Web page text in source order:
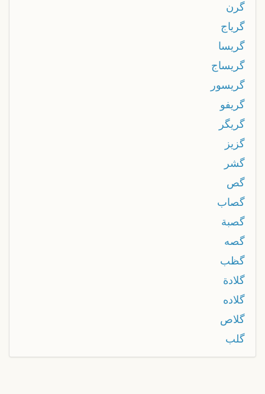
گرن
گرياج
گريسا
گريساج
گريسور
گريفو
گريگر
گزيز
گشر
گص
گصاب
گصبة
گصه
گظب
گلادة
گلاده
گلاص
گلب